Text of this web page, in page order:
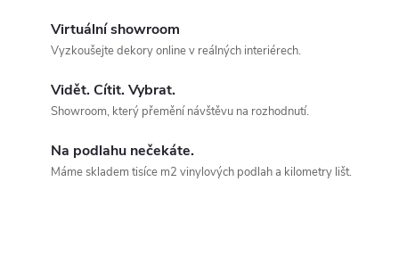
Virtuální showroom
Vyzkoušejte dekory online v reálných interiérech.
Vidět. Cítit. Vybrat.
Showroom, který přemění návštěvu na rozhodnutí.
Na podlahu nečekáte.
Máme skladem tisíce m2 vinylových podlah a kilometry lišt.